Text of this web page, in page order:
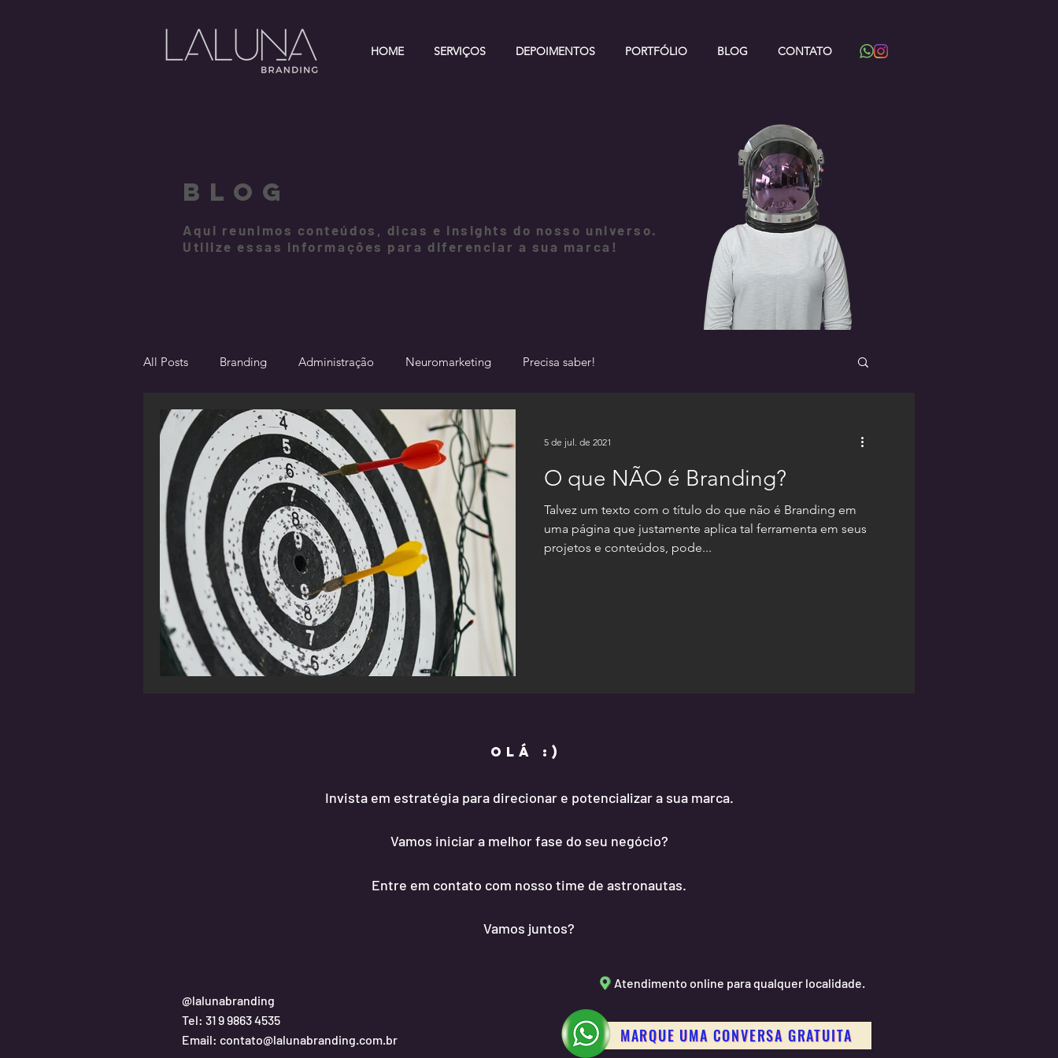
HOME SERVIÇOS DEPOIMENTOS PORTFÓLIO BLOG CONTATO
BLOG
Aqui reunimos conteúdos, dicas e insights do nosso universo.
Utilize essas informações para diferenciar a sua marca!
All Posts Branding Administração Neuromarketing Precisa saber!
O que NÃO é Branding?
Talvez um texto com o título do que não é Branding em
uma página que justamente aplica tal ferramenta em seus
projetos e conteúdos, pode...
5 de jul. de 2021
OLÁ :)
Invista em estratégia para direcionar e potencializar a sua marca.
Vamos iniciar a melhor fase do seu negócio?
Entre em contato com nosso time de astronautas.
Vamos juntos?
@lalunabranding
Tel: 31 9 9863 4535
Email: contato@lalunabranding.com.br
Atendimento online para qualquer localidade.
MARQUE UMA CONVERSA GRATUITA